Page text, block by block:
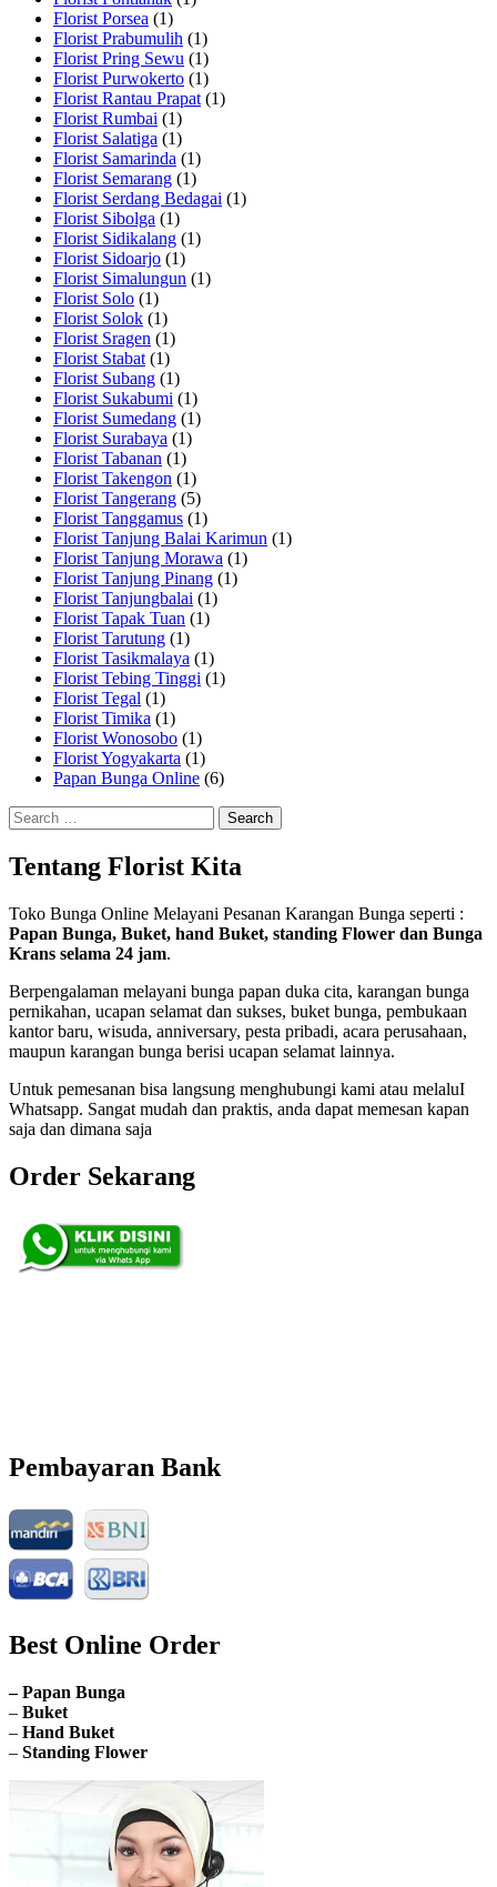
Florist Porsea (1)
Florist Prabumulih (1)
Florist Pring Sewu (1)
Florist Purwokerto (1)
Florist Rantau Prapat (1)
Florist Rumbai (1)
Florist Salatiga (1)
Florist Samarinda (1)
Florist Semarang (1)
Florist Serdang Bedagai (1)
Florist Sibolga (1)
Florist Sidikalang (1)
Florist Sidoarjo (1)
Florist Simalungun (1)
Florist Solo (1)
Florist Solok (1)
Florist Sragen (1)
Florist Stabat (1)
Florist Subang (1)
Florist Sukabumi (1)
Florist Sumedang (1)
Florist Surabaya (1)
Florist Tabanan (1)
Florist Takengon (1)
Florist Tangerang (5)
Florist Tanggamus (1)
Florist Tanjung Balai Karimun (1)
Florist Tanjung Morawa (1)
Florist Tanjung Pinang (1)
Florist Tanjungbalai (1)
Florist Tapak Tuan (1)
Florist Tarutung (1)
Florist Tasikmalaya (1)
Florist Tebing Tinggi (1)
Florist Tegal (1)
Florist Timika (1)
Florist Wonosobo (1)
Florist Yogyakarta (1)
Papan Bunga Online (6)
Search
for:
Tentang Florist Kita
Toko Bunga Online Melayani Pesanan Karangan Bunga seperti :
Papan Bunga, Buket, hand Buket, standing Flower dan Bunga
Krans selama 24 jam.
Berpengalaman melayani bunga papan duka cita, karangan bunga
pernikahan, ucapan selamat dan sukses, buket bunga, pembukaan
kantor baru, wisuda, anniversary, pesta pribadi, acara perusahaan,
maupun karangan bunga berisi ucapan selamat lainnya.
Untuk pemesanan bisa langsung menghubungi kami atau melaluI
Whatsapp. Sangat mudah dan praktis, anda dapat memesan kapan
saja dan dimana saja
Order Sekarang
Pembayaran Bank
Best Online Order
– Papan Bunga
– Buket
– Hand Buket
– Standing Flower